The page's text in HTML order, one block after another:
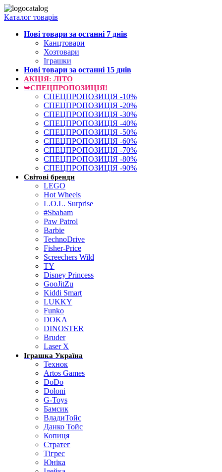
Каталог товарів
Нові товари за останнi 7 днiв
Канцтовари
Хозтовари
Іграшки
Нові товари за останнi 15 днiв
АКЦІЯ: ЛІТО
➥СПЕЦПРОПОЗИЦІЯ!
СПЕЦПРОПОЗИЦІЯ -10%
СПЕЦПРОПОЗИЦІЯ -20%
СПЕЦПРОПОЗИЦІЯ -30%
СПЕЦПРОПОЗИЦІЯ -40%
СПЕЦПРОПОЗИЦІЯ -50%
СПЕЦПРОПОЗИЦІЯ -60%
СПЕЦПРОПОЗИЦІЯ -70%
СПЕЦПРОПОЗИЦІЯ -80%
СПЕЦПРОПОЗИЦІЯ -90%
Світові бренди
LEGO
Hot Wheels
L.O.L. Surprise
#Sbabam
Paw Patrol
Barbie
TechnoDrive
Fisher-Price
Screechers Wild
TY
Disney Princess
GooJitZu
Kiddi Smart
LUKKY
Funko
DOKA
DINOSTER
Bruder
Laser X
Іграшка Україна
Технок
Artos Games
DoDo
Doloni
G-Toys
Бамсик
ВладиТойс
Данко Тойс
Копиця
Стратег
Тігрес
Юніка